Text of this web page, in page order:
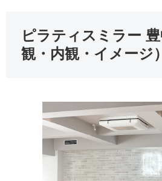
ピラティスミラー
観・内観・イメージ）